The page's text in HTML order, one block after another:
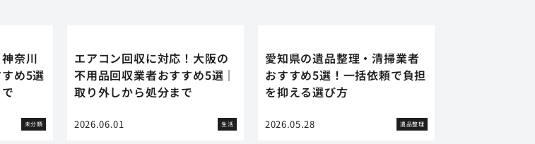
奈川
め5選
未分類
エアコン回収に対応！大阪の
不用品回収業者おすすめ5選｜
取り外しから処分まで
2026.06.01 生活
愛知県の遺品整理・清掃業者
おすすめ5選！一括依頼で負担
を抑える選び方
2026.05.28 遺品整理